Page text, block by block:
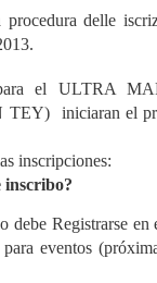
delle
el ULTRA
iniciaran el
inscripciones:
inscribo?
debe Registrarse
eventos